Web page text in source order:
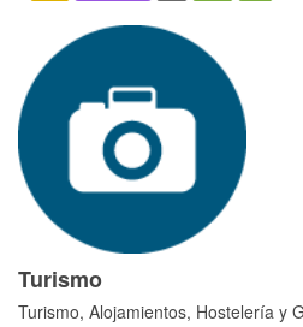
Turismo
Turismo, Alojamientos, Hostelería y